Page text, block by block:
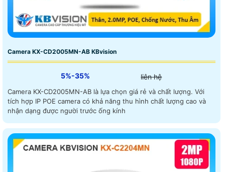
Camera KX-CD2005MN-AB KBvision
5%-35% liên hệ
Camera KX-CD2005MN-AB là lựa chọn giá rẻ và chất lượng. Với
tích hợp IP POE camera có khả năng thu hình chất lượng cao và
nhận dạng được người trước ống kính